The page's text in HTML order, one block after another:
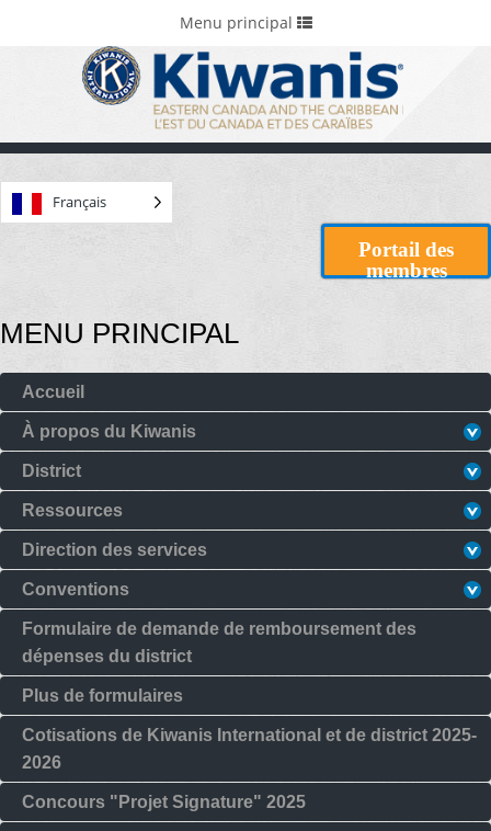
Accueil Portails et fondations
Toggle
navigation
Menu principal
Français
Portail des
membres
MENU PRINCIPAL
Accueil
À propos du Kiwanis
District
Ressources
Direction des services
Conventions
Formulaire de demande de remboursement des
dépenses du district
Plus de formulaires
Cotisations de Kiwanis International et de district 2025-
2026
Concours "Projet Signature" 2025